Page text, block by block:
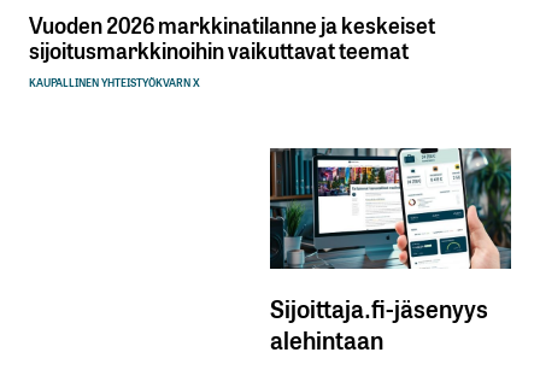
Vuoden 2026 markkinatilanne ja keskeiset
sijoitusmarkkinoihin vaikuttavat teemat
KAUPALLINEN YHTEISTYÖKVARN X
Sijoittaja.fi-jäsenyys
alehintaan